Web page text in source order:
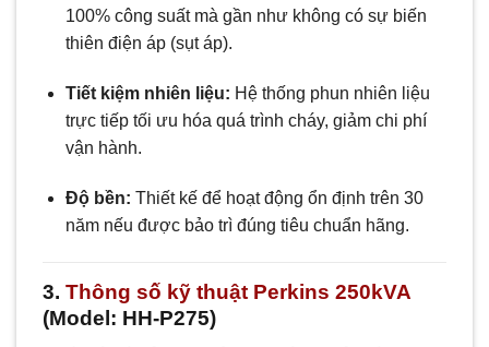
100% công suất mà gần như không có sự biến
thiên điện áp (sụt áp).
Tiết kiệm nhiên liệu: Hệ thống phun nhiên liệu
trực tiếp tối ưu hóa quá trình cháy, giảm chi phí
vận hành.
Độ bền: Thiết kế để hoạt động ổn định trên 30
năm nếu được bảo trì đúng tiêu chuẩn hãng.
3. Thông số kỹ thuật Perkins 250kVA
(Model: HH-P275)